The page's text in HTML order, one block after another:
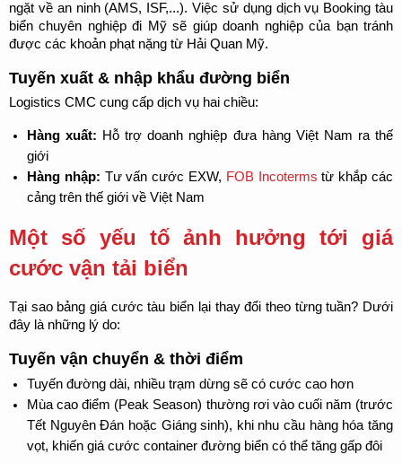
ngặt về an ninh (AMS, ISF,...). Việc sử dụng dịch vụ Booking tàu
biển chuyên nghiệp đi Mỹ sẽ giúp doanh nghiệp của bạn tránh
được các khoản phạt nặng từ Hải Quan Mỹ.
Tuyến xuất & nhập khẩu đường biển
Logistics CMC cung cấp dịch vụ hai chiều:
Hàng xuất: Hỗ trợ doanh nghiệp đưa hàng Việt Nam ra thế
giới
Hàng nhập: Tư vấn cước EXW, FOB Incoterms từ khắp các
cảng trên thế giới về Việt Nam
Một số yếu tố ảnh hưởng tới giá
cước vận tải biển
Tại sao bảng giá cước tàu biển lại thay đổi theo từng tuần? Dưới
đây là những lý do:
Tuyến vận chuyển & thời điểm
Tuyến đường dài, nhiều trạm dừng sẽ có cước cao hơn
Mùa cao điểm (Peak Season) thường rơi vào cuối năm (trước
Tết Nguyên Đán hoặc Giáng sinh), khi nhu cầu hàng hóa tăng
vọt, khiến giá cước container đường biển có thể tăng gấp đôi